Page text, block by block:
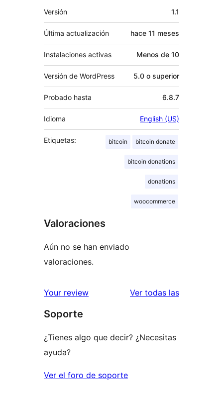
Meta
Versión 1.1
Última actualización hace 11 meses
Instalaciones activas Menos de 10
Versión de WordPress 5.0 o superior
Probado hasta 6.8.7
Idioma English (US)
Etiquetas: bitcoin bitcoin donate
bitcoin donations
donations
woocommerce
Valoraciones
Aún no se han enviado
valoraciones.
Your review Ver todas las
Soporte
¿Tienes algo que decir? ¿Necesitas
ayuda?
Ver el foro de soporte